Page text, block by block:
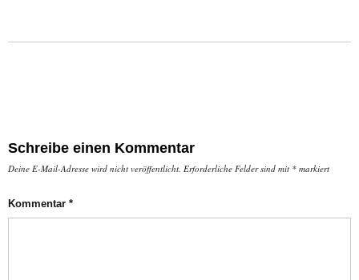
Schreibe einen Kommentar
Deine E-Mail-Adresse wird nicht veröffentlicht. Erforderliche Felder sind mit * markiert
Kommentar *